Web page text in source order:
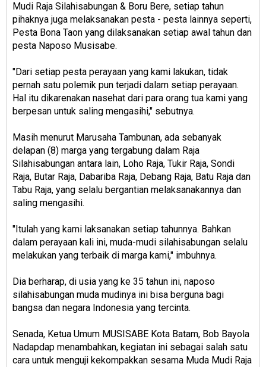
Mudi Raja Silahisabungan & Boru Bere, setiap tahun
pihaknya juga melaksanakan pesta - pesta lainnya seperti,
Pesta Bona Taon yang dilaksanakan setiap awal tahun dan
pesta Naposo Musisabe.
"Dari setiap pesta perayaan yang kami lakukan, tidak
pernah satu polemik pun terjadi dalam setiap perayaan.
Hal itu dikarenakan nasehat dari para orang tua kami yang
berpesan untuk saling mengasihi," sebutnya.
Masih menurut Marusaha Tambunan, ada sebanyak
delapan (8) marga yang tergabung dalam Raja
Silahisabungan antara lain, Loho Raja, Tukir Raja, Sondi
Raja, Butar Raja, Dabariba Raja, Debang Raja, Batu Raja dan
Tabu Raja, yang selalu bergantian melaksanakannya dan
saling mengasihi.
"Itulah yang kami laksanakan setiap tahunnya. Bahkan
dalam perayaan kali ini, muda-mudi silahisabungan selalu
melakukan yang terbaik di marga kami," imbuhnya.
Dia berharap, di usia yang ke 35 tahun ini, naposo
silahisabungan muda mudinya ini bisa berguna bagi
bangsa dan negara Indonesia yang tercinta.
Senada, Ketua Umum MUSISABE Kota Batam, Bob Bayola
Nadapdap menambahkan, kegiatan ini sebagai salah satu
cara untuk menguji kekompakkan sesama Muda Mudi Raja